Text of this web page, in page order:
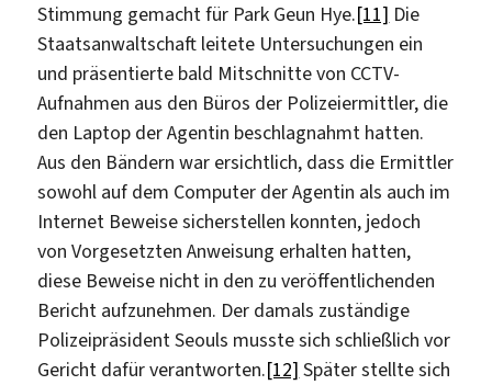
Stimmung gemacht für Park Geun Hye.[11] Die
Staatsanwaltschaft leitete Untersuchungen ein
und präsentierte bald Mitschnitte von CCTV-
Aufnahmen aus den Büros der Polizeiermittler, die
den Laptop der Agentin beschlagnahmt hatten.
Aus den Bändern war ersichtlich, dass die Ermittler
sowohl auf dem Computer der Agentin als auch im
Internet Beweise sicherstellen konnten, jedoch
von Vorgesetzten Anweisung erhalten hatten,
diese Beweise nicht in den zu veröffentlichenden
Bericht aufzunehmen. Der damals zuständige
Polizeipräsident Seouls musste sich schließlich vor
Gericht dafür verantworten.[12] Später stellte sich